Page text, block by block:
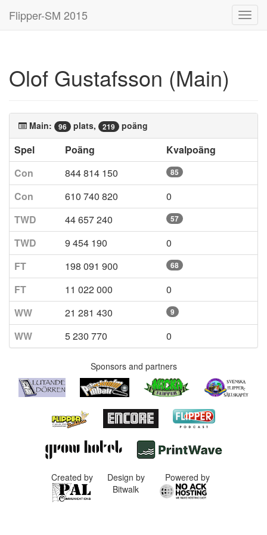
Flipper-SM 2015
Olof Gustafsson (Main)
Main: 96 plats, 219 poäng
Spel Poäng
Kvalpoäng
Con
844 814 150 85
Con 610 740 820
0
TWD
44 657 240 57
TWD 9 454 190
0
FT
198 091 900 68
FT 11 022 000
0
WW
21 281 430 9
WW 5 230 770 0
Sponsors and partners
Created by
Design by
Bitwalk
Powered by